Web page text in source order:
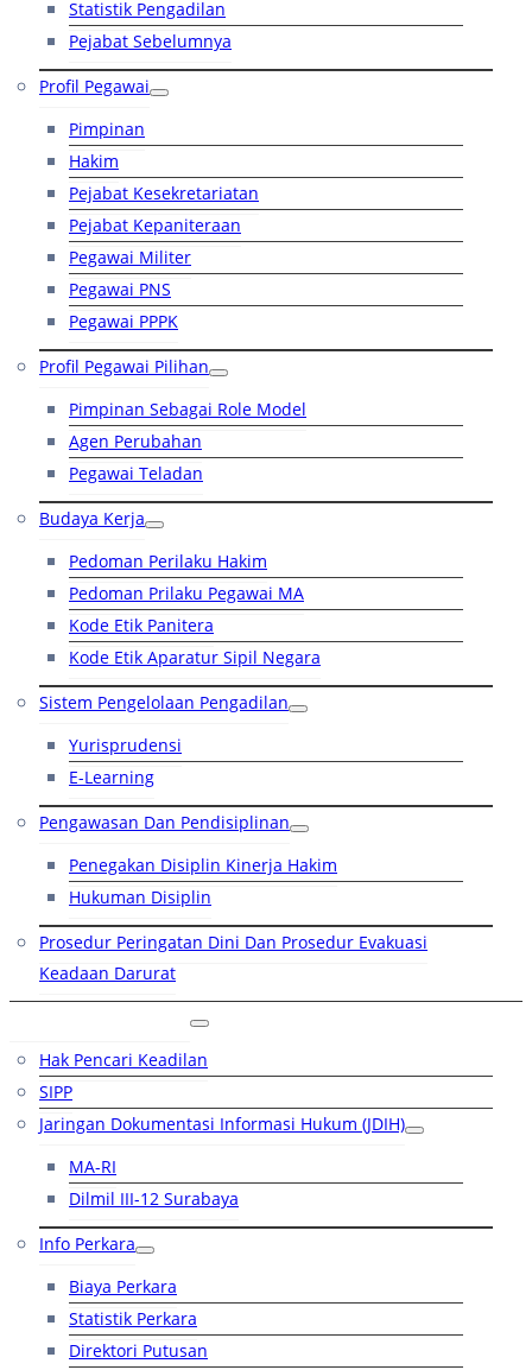
Statistik Pengadilan
Pejabat Sebelumnya
Profil Pegawai
Pimpinan
Hakim
Pejabat Kesekretariatan
Pejabat Kepaniteraan
Pegawai Militer
Pegawai PNS
Pegawai PPPK
Profil Pegawai Pilihan
Pimpinan Sebagai Role Model
Agen Perubahan
Pegawai Teladan
Budaya Kerja
Pedoman Perilaku Hakim
Pedoman Prilaku Pegawai MA
Kode Etik Panitera
Kode Etik Aparatur Sipil Negara
Sistem Pengelolaan Pengadilan
Yurisprudensi
E-Learning
Pengawasan Dan Pendisiplinan
Penegakan Disiplin Kinerja Hakim
Hukuman Disiplin
Prosedur Peringatan Dini Dan Prosedur Evakuasi
Keadaan Darurat
Hak Pencari Keadilan
SIPP
Jaringan Dokumentasi Informasi Hukum (JDIH)
MA-RI
Dilmil III-12 Surabaya
Info Perkara
Biaya Perkara
Statistik Perkara
Direktori Putusan